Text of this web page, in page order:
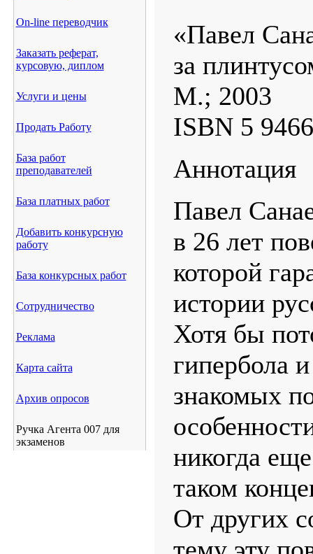
On-line переводчик
Заказать реферат,
курсовую, диплом
Услуги и цены
Продать Работу
База работ
преподавателей
База платных работ
Добавить конкурсную
работу
База конкурсных работ
Сотрудничество
Реклама
Карта сайта
Архив опросов
Ручка Агента 007 для
экзаменов
«Павел
за
М.; 2003
ISBN 5
Аннотация
Павел
в 26 лет
которой
истории
Хотя бы
гипербола
знакомых
никогда
таком
От других